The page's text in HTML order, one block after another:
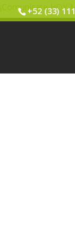
¡Comunícate HOY
+52 (33)